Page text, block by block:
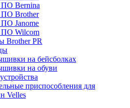
Bernina
Brother
Janome
Wilcom
Brother PR
на бейсболках
на обуви
приспособления для
Velles